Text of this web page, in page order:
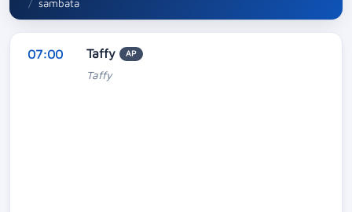
sambata
07:00 Taffy AP
Taffy